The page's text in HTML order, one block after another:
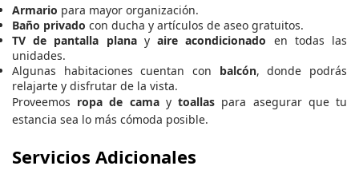
Armario para mayor organización.
Baño privado con ducha y artículos de aseo gratuitos.
TV de pantalla planayaire acondicionado en todas las
unidades.
Algunas habitaciones cuentan con balcón, donde podrás
relajarte y disfrutar de la vista.
Proveemos ropa de camaytoallas para asegurar que tu
estancia sea lo más cómoda posible.
Servicios Adicionales